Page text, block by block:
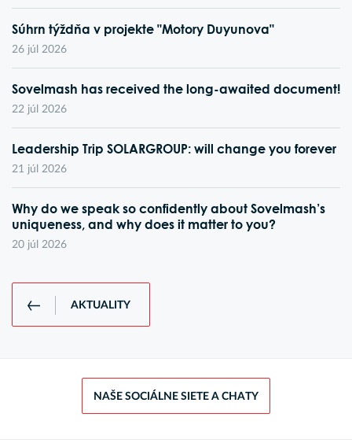
Súhrn týždňa v projekte "Motory Duyunova"
26 júl 2026
Sovelmash has received the long-awaited document!
22 júl 2026
Leadership Trip SOLARGROUP: will change you forever
21 júl 2026
Why do we speak so confidently about Sovelmash’s
uniqueness, and why does it matter to you?
20 júl 2026
AKTUALITY
NAŠE SOCIÁLNE SIETE A CHATY